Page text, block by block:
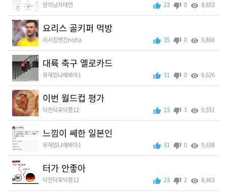
왕의낭자태연 23 0 8,853
요리스 골키퍼 먹방
리서칭엔진noha 35 0 9,866
대륙 축구 옐로카드
뮤재밌냐해봐아1 31 0 9,626
이번 월드컵 평가
닥전닥후닥쭝12 23 3 9,551
느낌이 쎄한 일본인
뮤재밌냐해봐아1 31 0 9,638
터가 안좋아
닥전닥후닥쭝12 23 2 8,463